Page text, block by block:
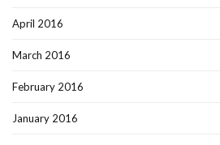
April 2016
March 2016
February 2016
January 2016